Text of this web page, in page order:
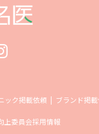
ック掲載依頼 ブランド掲
上委員会採用情報